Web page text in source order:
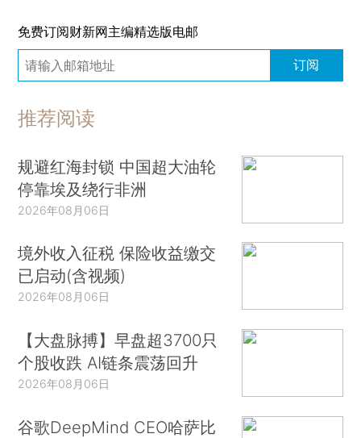
免费订阅财新网主编精选版电邮
订阅
推荐阅读
规避红海封锁 中国超大油轮
停靠埃及绕行非洲
2026年08月06日
境外收入征税 保险收益缴交
已启动(含视频)
2026年08月06日
【大盘脉搏】早盘超3700只
个股收跌 AI链条震荡回升
2026年08月06日
谷歌DeepMind CEO哈萨比